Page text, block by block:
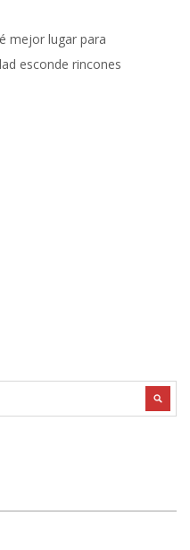
mejor lugar para
esconde rincones